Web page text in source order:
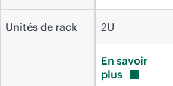
Unités de rack 2U
En savoir
plus